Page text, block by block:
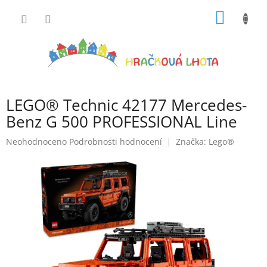
LEGO® Technic 42177 Mercedes-
Benz G 500 PROFESSIONAL Line
Průměrné
hvězdiček.
Neohodnoceno Podrobnosti hodnocení Značka: Lego®